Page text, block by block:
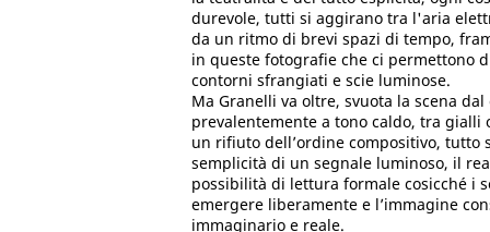
durevole, tutti si aggirano tra l'aria
da un ritmo di brevi spazi di tempo,
in queste fotografie che ci permettono
contorni sfrangiati e scie luminose.
Ma Granelli va oltre, svuota la scena
prevalentemente a tono caldo, tra gialli
un rifiuto dell’ordine compositivo, tutto
semplicità di un segnale luminoso, il
possibilità di lettura formale cosicché i
emergere liberamente e l’immagine
immaginario e reale.